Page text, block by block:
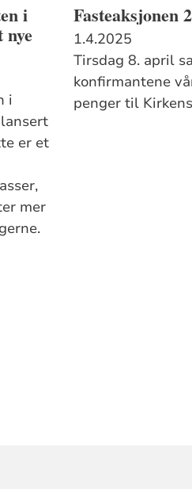
i
i
er et
mer
Fasteaksjonen
1.4.2025
Tirsdag 8. april
konfirmantene
penger til